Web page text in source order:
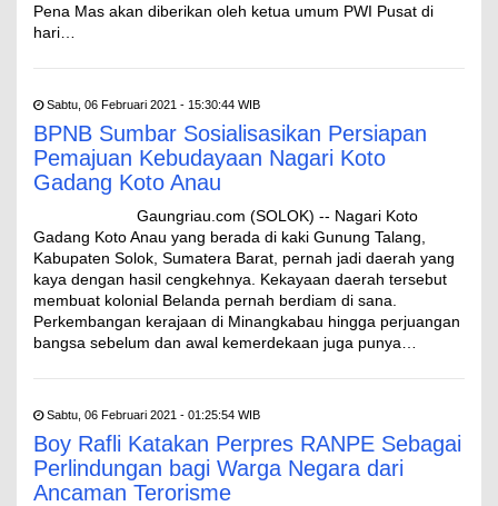
Pena Mas akan diberikan oleh ketua umum PWI Pusat di
hari…
Sabtu, 06 Februari 2021 - 15:30:44 WIB
BPNB Sumbar Sosialisasikan Persiapan
Pemajuan Kebudayaan Nagari Koto
Gadang Koto Anau
Gaungriau.com (SOLOK) -- Nagari Koto
Gadang Koto Anau yang berada di kaki Gunung Talang,
Kabupaten Solok, Sumatera Barat, pernah jadi daerah yang
kaya dengan hasil cengkehnya. Kekayaan daerah tersebut
membuat kolonial Belanda pernah berdiam di sana.
Perkembangan kerajaan di Minangkabau hingga perjuangan
bangsa sebelum dan awal kemerdekaan juga punya…
Sabtu, 06 Februari 2021 - 01:25:54 WIB
Boy Rafli Katakan Perpres RANPE Sebagai
Perlindungan bagi Warga Negara dari
Ancaman Terorisme